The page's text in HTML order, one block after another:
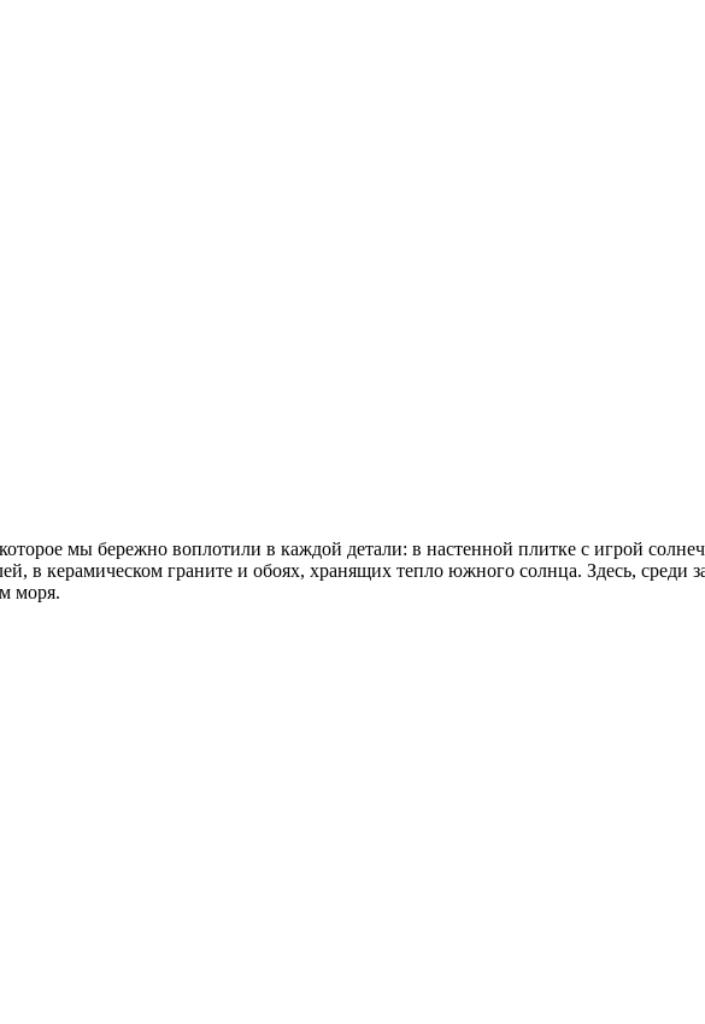
мы бережно воплотили в каждой детали: в настенной плитке с игрой
в керамическом граните и обоях, хранящих тепло южного солнца. Здесь, среди
моря.